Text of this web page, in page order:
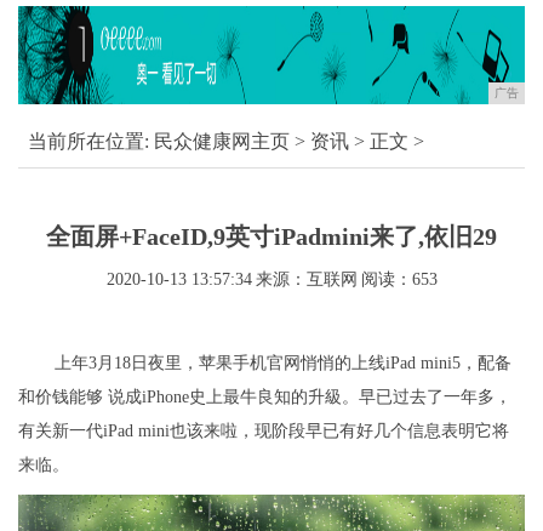
广告
当前所在位置: 民众健康网主页 > 资讯 > 正文 >
全面屏+FaceID,9英寸iPadmini来了,依旧29
2020-10-13 13:57:34 来源：互联网 阅读：653
上年3月18日夜里，苹果手机官网悄悄的上线iPad mini5，配备
和价钱能够 说成iPhone史上最牛良知的升級。早已过去了一年多，
有关新一代iPad mini也该来啦，现阶段早已有好几个信息表明它将
来临。